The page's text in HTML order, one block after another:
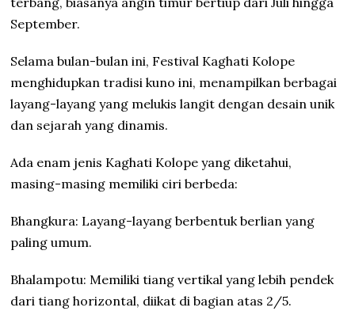
September.
Selama bulan-bulan ini, Festival Kaghati Kolope
menghidupkan tradisi kuno ini, menampilkan berbagai
layang-layang yang melukis langit dengan desain unik
dan sejarah yang dinamis.
Ada enam jenis Kaghati Kolope yang diketahui,
masing-masing memiliki ciri berbeda:
Bhangkura: Layang-layang berbentuk berlian yang
paling umum.
Bhalampotu: Memiliki tiang vertikal yang lebih pendek
dari tiang horizontal, diikat di bagian atas 2/5.